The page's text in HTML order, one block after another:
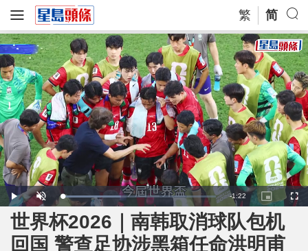
繁 简
P
l
a
y
U
n
m
u
t
e
L
o
d
e
:
R
e
m
-1:22
P
i
c
t
u
e
F
u
世界杯2026｜南韩取消球队包机
回国 警查足协涉黑箱任命洪明甫